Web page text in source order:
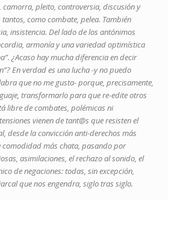
camorra, pleito, controversia, discusión y
como combate, pelea. También
insistencia. Del lado de los antónimos
armonía y una variedad optimística
¿Acaso hay mucha diferencia en decir
En verdad es una lucha -y no puedo
que no me gusta- porque, precisamente,
transformarlo para que re-edite otros
libre de combates, polémicas ni
vienen de tant@s que resisten el
desde la convicción anti-derechos más
comodidad más chata, pasando por
asimilaciones, el rechazo al sonido, el
de negaciones: todas, sin excepción,
que nos engendra, siglo tras siglo.